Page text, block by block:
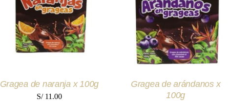
AÑADIR AL CARRITO
QUICK VIEW
Gragea de naranja x 100g
S/11.00
AÑADIR AL CARRITO
QUICK VIEW
Gragea de arándanos x
100g